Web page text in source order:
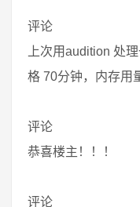
评论
上次用audition 处
格 70分钟，内存用
评论
恭喜楼主！！！
评论